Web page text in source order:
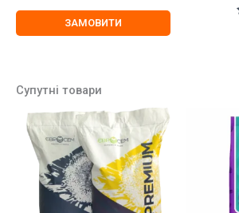
ЗАМОВИТИ
Супутні товари